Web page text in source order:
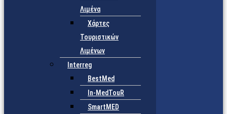
Λιμένα
Χάρτες
Τουριστικών
Λιμένων
Interreg
BestMed
In-MedTouR
SmartMED